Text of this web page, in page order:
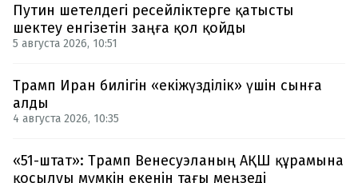
Путин шетелдегі ресейліктерге қатысты
шектеу енгізетін заңға қол қойды
5 августа 2026, 10:51
Трамп Иран билігін «екіжүзділік» үшін сынға
алды
4 августа 2026, 10:35
«51-штат»: Трамп Венесуэланың АҚШ құрамына
қосылуы мүмкін екенін тағы меңзеді